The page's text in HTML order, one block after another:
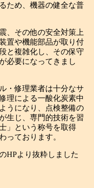
ため、機器の健全な普
、その他の安全対策上
置や機能部品が取り付
と複雑化し、その保守
必要になってきまし
・修理業者は十分なサ
理による一酸化炭素中
うになり、点検整備の
生じ、専門的技術を習
」という称号を取得
っております。
HPより抜粋しました